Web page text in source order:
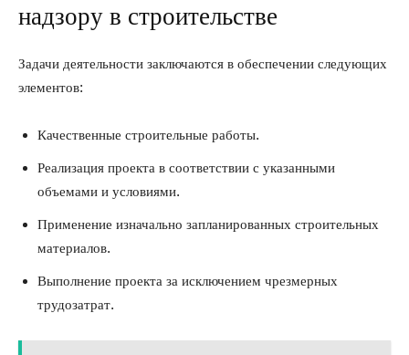
надзору в строительстве
Задачи деятельности заключаются в обеспечении следующих
элементов:
Качественные строительные работы.
Реализация проекта в соответствии с указанными
объемами и условиями.
Применение изначально запланированных строительных
материалов.
Выполнение проекта за исключением чрезмерных
трудозатрат.